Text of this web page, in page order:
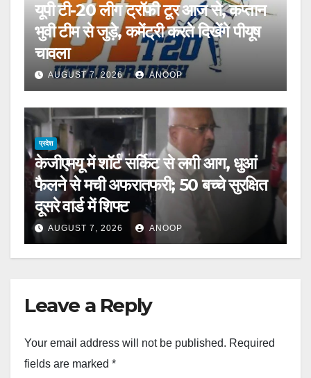
यूपी टी-20 लीग ट्रॉफी टूर आज से, कप्तान
भुवी टीम से जुड़े, कमेंट्री करते दिखेंगे पीयूष
चावला
AUGUST 7, 2026 ANOOP
प्रदेश
केजीएमयू में शॉर्ट सर्किट से लगी आग, धुआं
फैलने से मची अफरातफरी; 50 बच्चे सुरक्षित
दूसरे वार्ड में शिफ्ट
AUGUST 7, 2026 ANOOP
Leave a Reply
Your email address will not be published. Required
fields are marked *